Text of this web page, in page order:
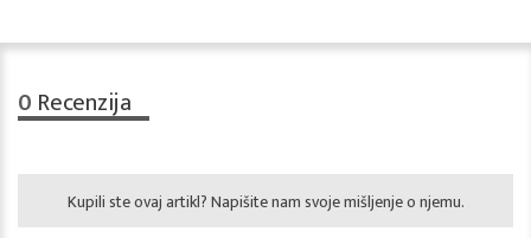
0 Recenzija
Kupili ste ovaj artikl? Napišite nam svoje mišljenje o njemu.